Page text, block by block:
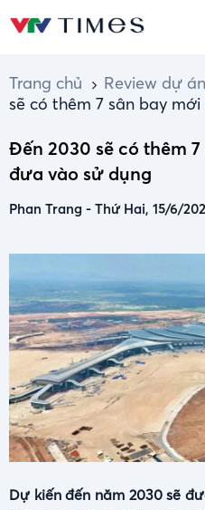
Trang chủ Review dự
sẽ có thêm 7 sân bay
Đến 2030 sẽ có thêm
đưa vào sử dụng
Phan Trang - Thứ Hai, 15/6/
Dự kiến đến năm 2030 sẽ